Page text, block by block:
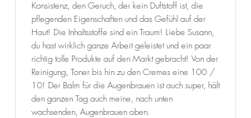
Konsistenz, den Geruch, der kein Duftstoff ist, die
pflegenden Eigenschaften und das Gefühl auf der
Haut! Die Inhaltsstoffe sind ein Traum! Liebe Susann,
du hast wirklich ganze Arbeit geleistet und ein paar
richtig tolle Produkte auf den Markt gebracht! Von der
Reinigung, Toner bis hin zu den Cremes eine 100 /
10! Der Balm für die Augenbrauen ist auch super, hält
den ganzen Tag auch meine, nach unten
wachsenden, Augenbrauen oben.